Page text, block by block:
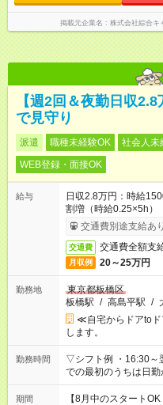
掲載元企業名 株式会社綜合
【週2回＆夜勤日収
で見守り
派遣 職種未経験OK 社会人未
WEB登録・面接OK
給与
日収2.8万円：時給
割増（時給0.25×5h）
交通費別途支給あり
交通費 交通費全額支
月収例 20～25万円
勤務地
東京都板橋区
板橋駅 / 高島平駅 /
≪自宅からドアto
します。
勤務時間
▽シフト例 ・16:30～
での最初のうちは日勤からのスタ
今ご覧のお仕事で希
時間。 合計で週40時
期間
【8月中のスタート